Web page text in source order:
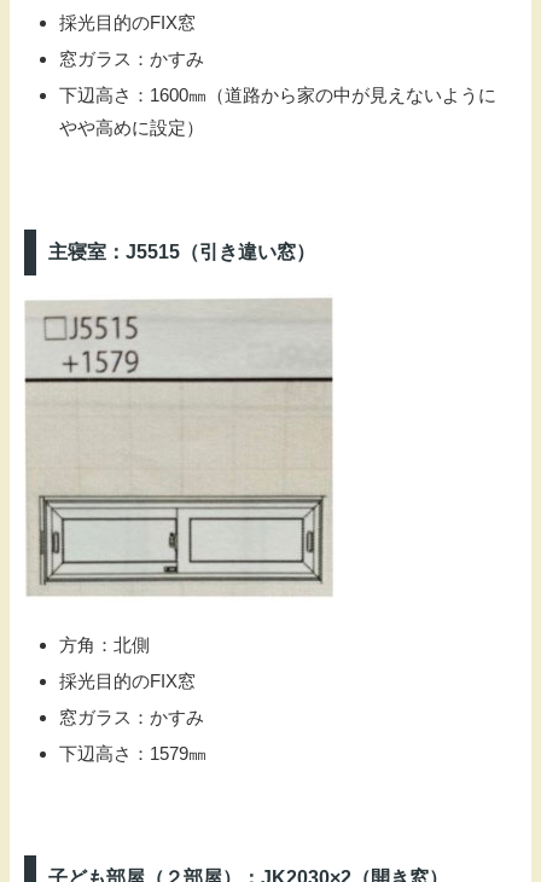
採光目的のFIX窓
窓ガラス：かすみ
下辺高さ：1600㎜（道路から家の中が見えないように
やや高めに設定）
主寝室：J5515（引き違い窓）
方角：北側
採光目的のFIX窓
窓ガラス：かすみ
下辺高さ：1579㎜